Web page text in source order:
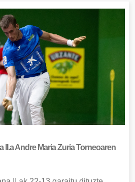
II.a Andre Maria Zuria Torneoaren